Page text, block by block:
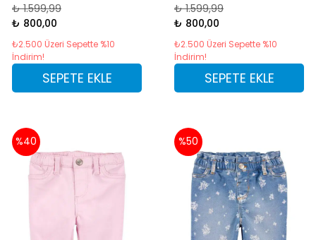
₺ 1.599,99
₺ 800,00
₺2.500 Üzeri Sepette %10
İndirim!
SEPETE EKLE
₺ 1.599,99
₺ 800,00
₺2.500 Üzeri Sepette %10
İndirim!
SEPETE EKLE
%40 %50